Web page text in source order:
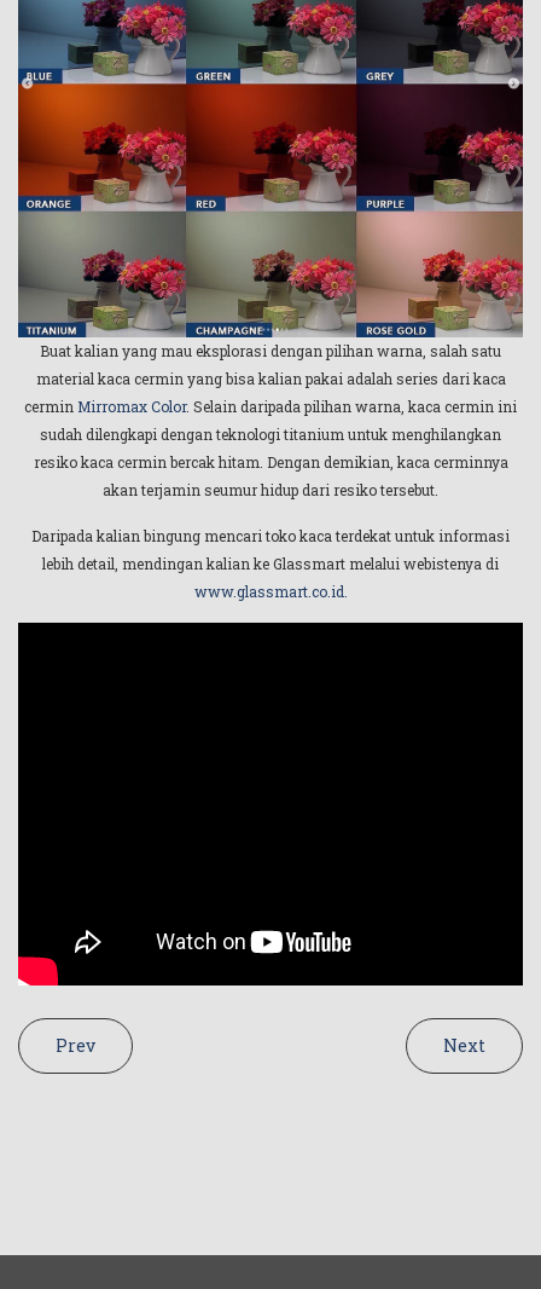
Buat kalian yang mau eksplorasi dengan pilihan warna, salah satu
material kaca cermin yang bisa kalian pakai adalah series dari kaca
cermin Mirromax Color. Selain daripada pilihan warna, kaca cermin ini
sudah dilengkapi dengan teknologi titanium untuk menghilangkan
resiko kaca cermin bercak hitam. Dengan demikian, kaca cerminnya
akan terjamin seumur hidup dari resiko tersebut.
Daripada kalian bingung mencari toko kaca terdekat untuk informasi
lebih detail, mendingan kalian ke Glassmart melalui webistenya di
www.glassmart.co.id.
Prev Next